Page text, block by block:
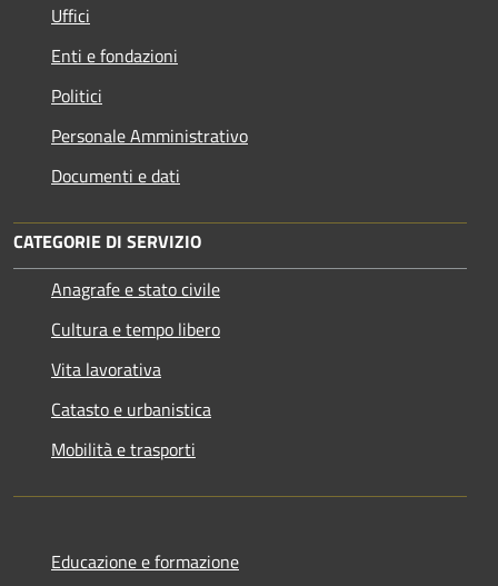
Uffici
Enti e fondazioni
Politici
Personale Amministrativo
Documenti e dati
CATEGORIE DI SERVIZIO
Anagrafe e stato civile
Cultura e tempo libero
Vita lavorativa
Catasto e urbanistica
Mobilità e trasporti
Educazione e formazione